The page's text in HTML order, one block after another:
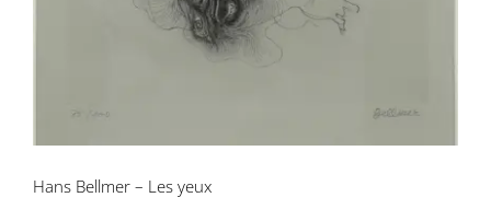
Hans Bellmer – Les yeux